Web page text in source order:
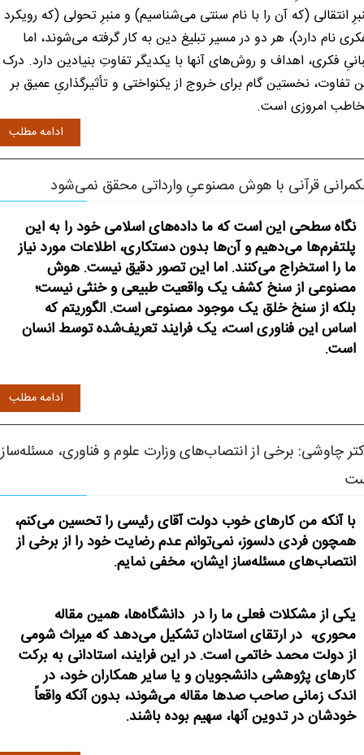
انتقالی (که آن را با نام سنتی می‌شناسیم) و منبرِ تحولی (که رویکرد
نام دارد)، هر دو در مسیر تبلیغ دین به کار گرفته می‌شوند، اما
فکری، اهداف و روش‌های آنها با یکدیگر تفاوتِ بنیادین دارد. درک
تفاوت، نخستین گام برای خروج از یکنواختی و تأثیرگذاریِ عمیق بر
امروزی است.
ادامه مطلب
قرآنی با هوش مصنوعیِ وارداتی محقق نمی‌شود
نگاه سطحی این است که ما داده‌های اسلامی خود را به این
پلتفرم‌ها می‌دهیم و آن‌ها بدون دستکاری، اطلاعات مورد نیاز
ما را استخراج می‌کنند. اما این تصور دقیق نیست. هوش
مصنوعی از سنخ کشف یک واقعیت طبیعی و خنثی نیست؛
بلکه از سنخ خلق یک موجود مصنوعی است. الگوریتم که
اساس این فناوری است، یک فرایند تعریف‌شده توسط انسان
است.
ادامه مطلب
چاوشی: برخی از انتصاب‌های وزارت علوم و فناوری، مسئله‌ساز
با آنکه من کارهای خوب دولت آقای رئیسی را تحسین می‌کنم،
همچون فردی دلسوز، نمی‌توانم عدم رضایت خود را از برخی از
انتصاب‌های مسئله‌ساز ایشان، مخفی نمایم.
یکی از مشکلات فعلی ما را در دانشگاه‌ها، همین مقاله
محوری، در ارتقای استادان تشکیل می‌دهد که میراث شومی
از دولت محمد خاتمی است. در این فرایند، استادانی به برکت
کارهای پژوهشی دانشجویان و یا سایر همکاران خود، در
اندک زمانی صاحب صدها مقاله می‌شوند، بدون آنکه واقعاً
خودشان در تدوین آنها، سهیم بوده باشند.